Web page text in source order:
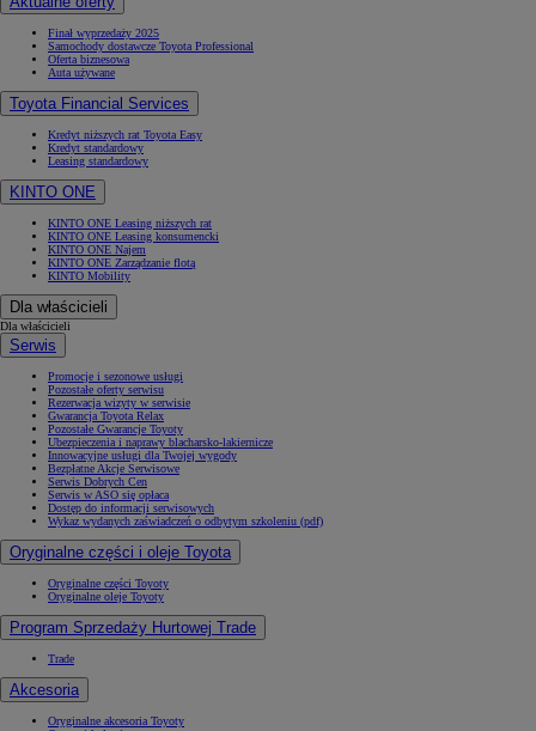
Finał wyprzedaży 2025
Samochody dostawcze Toyota Professional
Oferta biznesowa
Auta używane
Toyota Financial Services
Kredyt niższych rat Toyota Easy
Kredyt standardowy
Leasing standardowy
KINTO ONE
KINTO ONE Leasing niższych rat
KINTO ONE Leasing konsumencki
KINTO ONE Najem
KINTO ONE Zarządzanie flotą
KINTO Mobility
Dla właścicieli
Dla właścicieli
Serwis
Promocje i sezonowe usługi
Pozostałe oferty serwisu
Rezerwacja wizyty w serwisie
Gwarancja Toyota Relax
Pozostałe Gwarancje Toyoty
Ubezpieczenia i naprawy blacharsko-lakiernicze
Innowacyjne usługi dla Twojej wygody
Bezpłatne Akcje Serwisowe
Serwis Dobrych Cen
Serwis w ASO się opłaca
Dostęp do informacji serwisowych
Wykaz wydanych zaświadczeń o odbytym szkoleniu (pdf)
Oryginalne części i oleje Toyota
Oryginalne części Toyoty
Oryginalne oleje Toyoty
Program Sprzedaży Hurtowej Trade
Trade
Akcesoria
Oryginalne akcesoria Toyoty